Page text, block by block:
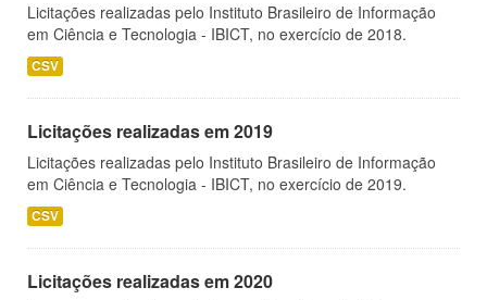
Licitações realizadas pelo Instituto Brasileiro de Informação
em Ciência e Tecnologia - IBICT, no exercício de 2018.
CSV
Licitações realizadas em 2019
Licitações realizadas pelo Instituto Brasileiro de Informação
em Ciência e Tecnologia - IBICT, no exercício de 2019.
CSV
Licitações realizadas em 2020